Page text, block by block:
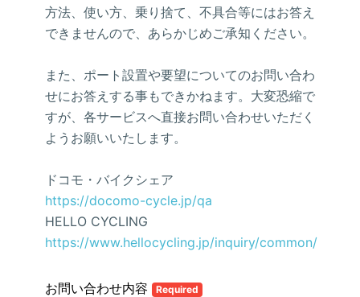
方法、使い方、乗り捨て、不具合等にはお答え
できませんので、あらかじめご承知ください。
また、ポート設置や要望についてのお問い合わ
せにお答えする事もできかねます。大変恐縮で
すが、各サービスへ直接お問い合わせいただく
ようお願いいたします。
ドコモ・バイクシェア
https://docomo-cycle.jp/qa
HELLO CYCLING
https://www.hellocycling.jp/inquiry/common/
お問い合わせ内容 Required